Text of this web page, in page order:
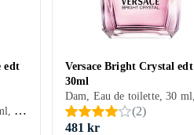
edt
Herr, Eau de toilette, 100 ml, Versace Man, Mysk, Cederträ, Neroli, Citron/Citrus, Ros, Rosenträ, Bergamott, Kardemumma, Salvia, Trä, Dragon, Peppar, Saffran, Olivträ, Ambra
Versace Bright Crystal edt
30ml
(2)
481 kr